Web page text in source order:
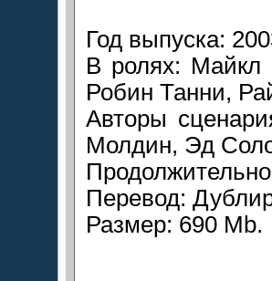
Год выпуска:
В ролях: Майкл
Робин Танни,
Авторы
Молдин, Эд
Перевод:
Размер: 690 Mb.